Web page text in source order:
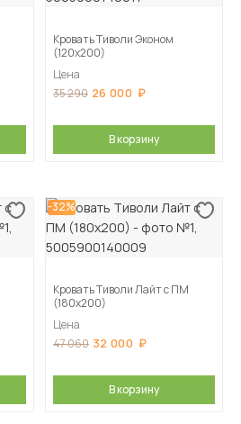
Кровать Тиволи Эконом
(120х200)
Цена
35 290 26 000
В корзину
-32%
Кровать Тиволи Лайт с ПМ
(180х200)
Цена
47 060 32 000
В корзину